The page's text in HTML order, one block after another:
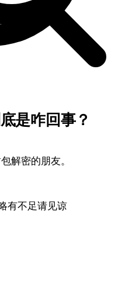
是咋回事？
解密的朋友。
有不足请见谅